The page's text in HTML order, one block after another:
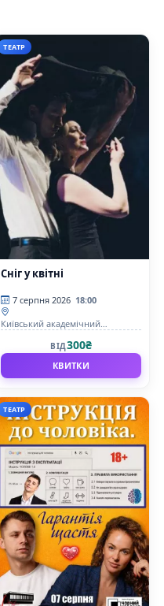
ТЕАТР
Сніг у квітні
7 серпня 2026 18:00
Київський академічний
ВІД300₴
КВИТКИ
ТЕАТР